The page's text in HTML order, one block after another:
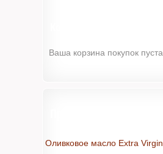
Ваша корзина покупок пуста.
Оливковое масло Extra Virgin